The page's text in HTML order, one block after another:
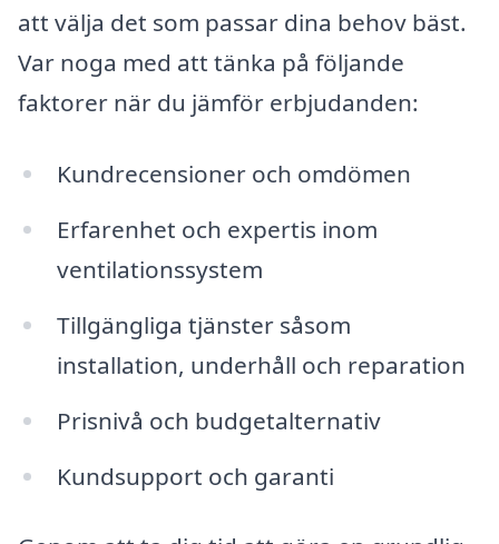
att välja det som passar dina behov bäst.
Var noga med att tänka på följande
faktorer när du jämför erbjudanden:
Kundrecensioner och omdömen
Erfarenhet och expertis inom
ventilationssystem
Tillgängliga tjänster såsom
installation, underhåll och reparation
Prisnivå och budgetalternativ
Kundsupport och garanti